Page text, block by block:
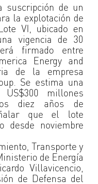
suscripción de un
la explotación de
VI, ubicado en
vigencia de 30
firmado entre
Energy and
de la empresa
Se estima una
millones
diez años de
que el lote
desde noviembre
Transporte y
de Energía
Villavicencio,
de Defensa del